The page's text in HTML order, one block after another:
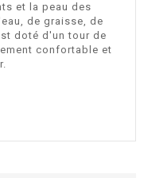
et la peau des
de graisse, de
doté d'un tour de
confortable et